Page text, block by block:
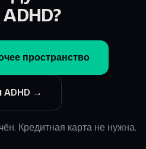
пространство
ADHD →
Кредитная карта не нужна.